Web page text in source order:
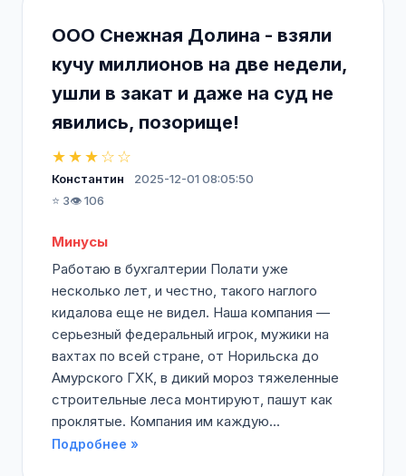
ООО Снежная Долина - взяли
кучу миллионов на две недели,
ушли в закат и даже на суд не
явились, позорище!
★★★☆☆
Константин
2025-12-01 08:05:50
⭐ 3👁️ 106
Минусы
Работаю в бухгалтерии Полати уже
несколько лет, и честно, такого наглого
кидалова еще не видел. Наша компания —
серьезный федеральный игрок, мужики на
вахтах по всей стране, от Норильска до
Амурского ГХК, в дикий мороз тяжеленные
строительные леса монтируют, пашут как
проклятые. Компания им каждую...
Подробнее »